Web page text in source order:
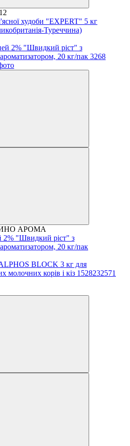
худоби "EXPERT" 5 кг
Туреччина)
АРОМА
2% "Швидкий ріст" з
20 кг/пак